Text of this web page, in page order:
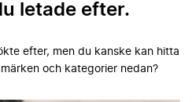
letade efter.
efter, men du kanske kan hitta
och kategorier nedan?